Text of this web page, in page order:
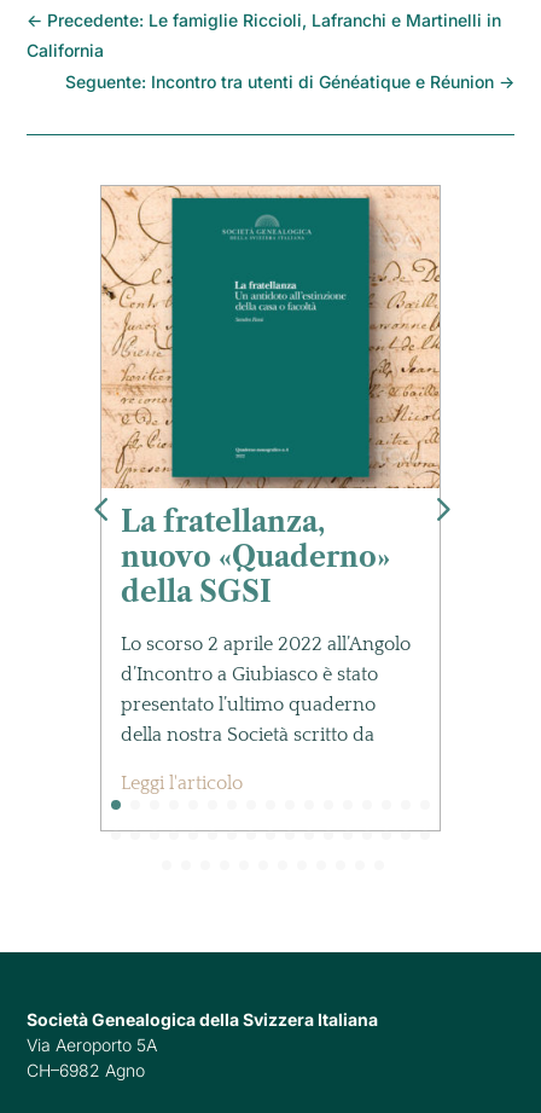
← Precedente: Le famiglie Riccioli, Lafranchi e Martinelli in
California
Seguente: Incontro tra utenti di Généatique e Réunion→
La fratellanza,
nuovo «Quaderno»
della SGSI
Lo scorso 2 aprile 2022 all’Angolo
d’Incontro a Giubiasco è stato
presentato l’ultimo quaderno
della nostra Società scritto da
Leggi l'articolo
Società Genealogica della Svizzera Italiana
Via Aeroporto 5A
CH–6982 Agno